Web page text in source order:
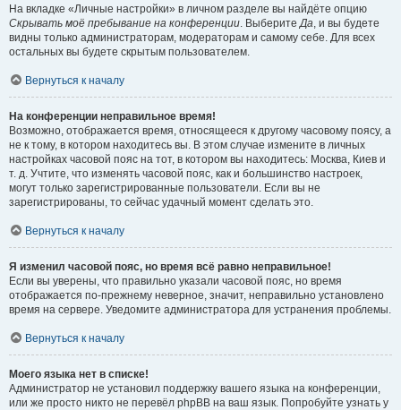
На вкладке «Личные настройки» в личном разделе вы найдёте опцию
Скрывать моё пребывание на конференции. ВыберитеДа, и вы будете
видны только администраторам, модераторам и самому себе. Для всех
остальных вы будете скрытым пользователем.
Вернуться к началу
На конференции неправильное время!
Возможно, отображается время, относящееся к другому часовому поясу, а
не к тому, в котором находитесь вы. В этом случае измените в личных
настройках часовой пояс на тот, в котором вы находитесь: Москва, Киев и
т. д. Учтите, что изменять часовой пояс, как и большинство настроек,
могут только зарегистрированные пользователи. Если вы не
зарегистрированы, то сейчас удачный момент сделать это.
Вернуться к началу
Я изменил часовой пояс, но время всё равно неправильное!
Если вы уверены, что правильно указали часовой пояс, но время
отображается по-прежнему неверное, значит, неправильно установлено
время на сервере. Уведомите администратора для устранения проблемы.
Вернуться к началу
Моего языка нет в списке!
Администратор не установил поддержку вашего языка на конференции,
или же просто никто не перевёл phpBB на ваш язык. Попробуйте узнать у